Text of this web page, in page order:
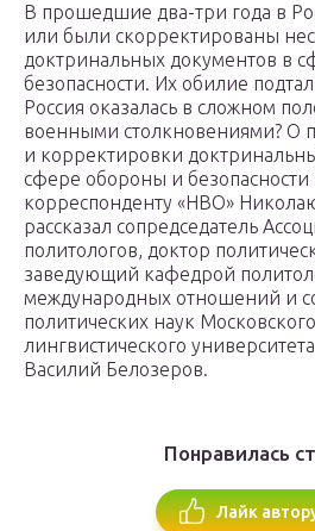
В прошедшие два-три года в
или были скорректированы
доктринальных документов в
безопасности. Их обилие
Россия оказалась в сложном
военными столкновениями? О
и корректировки
сфере обороны и безопасности
корреспонденту «НВО»
рассказал сопредседатель
политологов, доктор
заведующий кафедрой
международных отношений и
политических наук
лингвистического
Василий Белозеров.
Понравилась
Лайк